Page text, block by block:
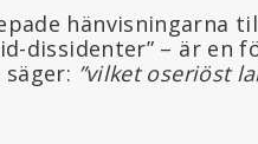
hänvisningarna
dissidenter” – är en
”vilket oseriöst